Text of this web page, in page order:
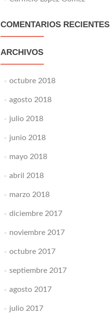
COMENTARIOS RECIENTES
ARCHIVOS
octubre 2018
agosto 2018
julio 2018
junio 2018
mayo 2018
abril 2018
marzo 2018
diciembre 2017
noviembre 2017
octubre 2017
septiembre 2017
agosto 2017
julio 2017